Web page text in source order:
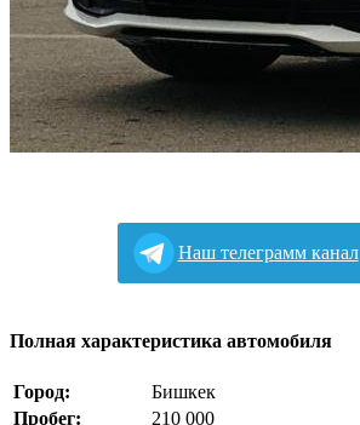
Наш телеграмм канал
Полная характеристика автомобиля
Город:
Бишкек
Пробег:
210 000